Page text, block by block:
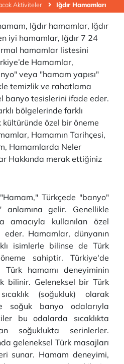
Aktiviteler Iğdır Hamamları
Iğdır hamamlar, Iğdır
iyi hamamlar, Iğdır 7 24
hamamlar listesini
Hamamlar,
veya "hamam yapısı"
temizlik ve rahatlama
banyo tesislerini ifade eder.
bölgelerinde farklı
özel bir öneme
Hamamın Tarihçesi,
Hamamlarda Neler
Hakkında merak ettiğiniz
Türkçede "banyo"
anlamına gelir. Genellikle
amacıyla kullanılan özel
Hamamlar, dünyanın
isimlerle bilinse de Türk
sahiptir. Türkiye'de
Türk hamamı deneyiminin
bilinir. Geleneksel bir Türk
(soğukluk) olarak
soğuk banyo odalarıyla
bu odalarda sıcaklıkta
soğuklukta serinlerler.
geleneksel Türk masajları
sunar. Hamam deneyimi,